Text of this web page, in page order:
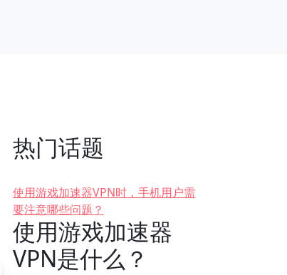
热门话题
使用游戏加速器VPN时，手机用户需
要注意哪些问题？
使用游戏加速器
VPN是什么？